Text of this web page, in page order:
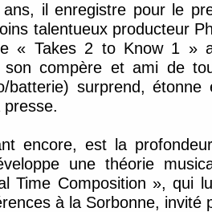
ans, il enregistre pour le
talentueux producteur
« Takes 2 to Know 1 »
son compère et ami de
batterie) surprend,
presse.
encore, est la
une théorie
Time Composition », qui
à la Sorbonne, invité